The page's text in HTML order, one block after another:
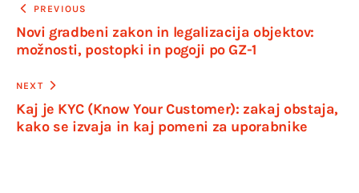
PREVIOUS
Novi gradbeni zakon in legalizacija objektov:
možnosti, postopki in pogoji po GZ-1
NEXT
Kaj je KYC (Know Your Customer): zakaj obstaja,
kako se izvaja in kaj pomeni za uporabnike